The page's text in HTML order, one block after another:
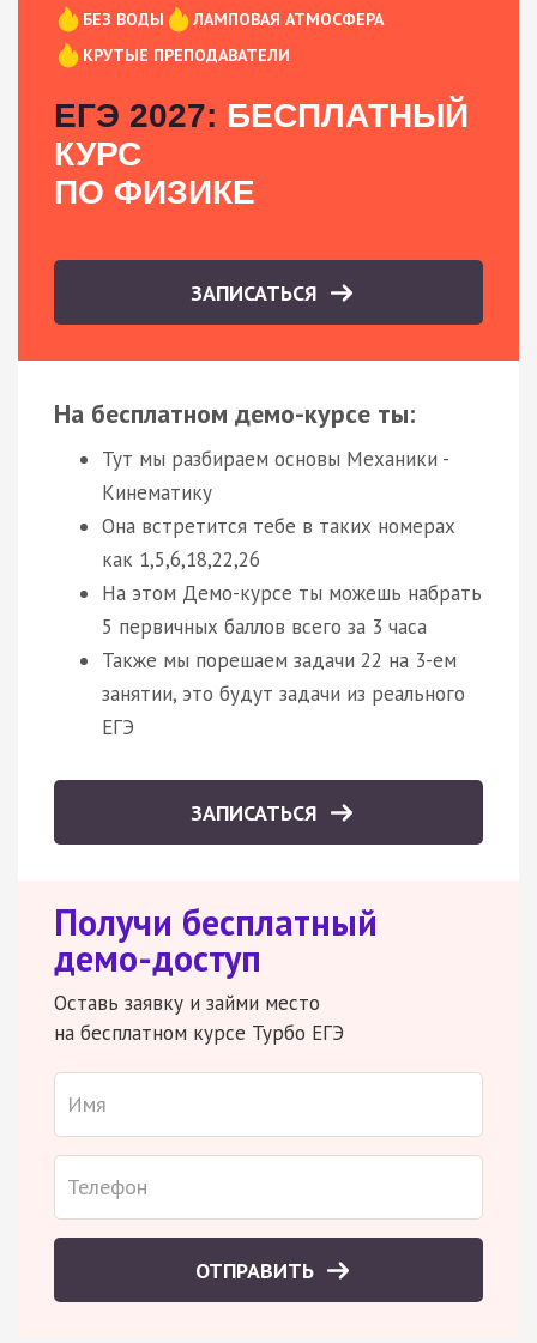
БЕЗ ВОДЫ
ЛАМПОВАЯ АТМОСФЕРА
КРУТЫЕ ПРЕПОДАВАТЕЛИ
ЕГЭ 2027: БЕСПЛАТНЫЙ
КУРС
ПО ФИЗИКЕ
ЗАПИСАТЬСЯ
На бесплатном демо-курсе ты:
Тут мы разбираем основы Механики -
Кинематику
Она встретится тебе в таких номерах
как 1,5,6,18,22,26
На этом Демо-курсе ты можешь набрать
5 первичных баллов всего за 3 часа
Также мы порешаем задачи 22 на 3-ем
занятии, это будут задачи из реального
ЕГЭ
ЗАПИСАТЬСЯ
Получи бесплатный
демо-доступ
Оставь заявку и займи место
на бесплатном курсе Турбо ЕГЭ
ОТПРАВИТЬ